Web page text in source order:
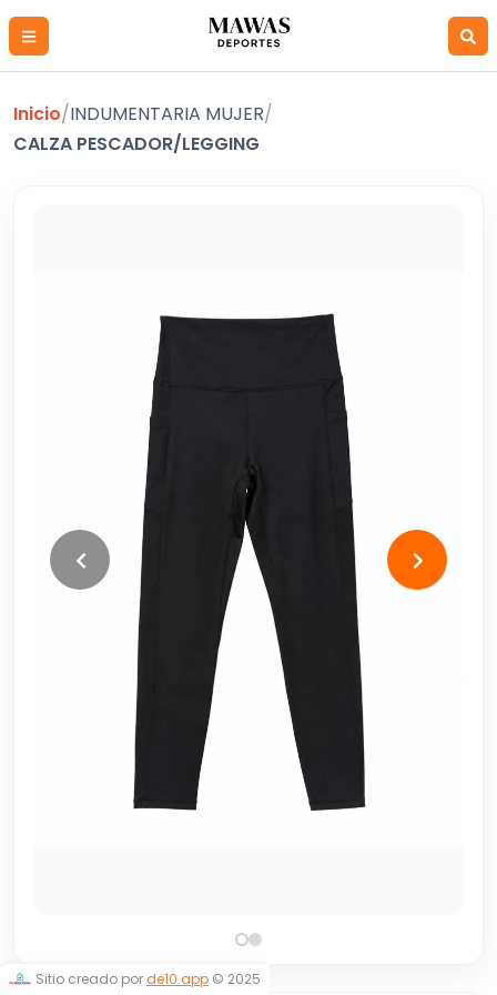
Inicio/INDUMENTARIA MUJER/
CALZA PESCADOR/LEGGING
Sitio creado porde10.app © 2025